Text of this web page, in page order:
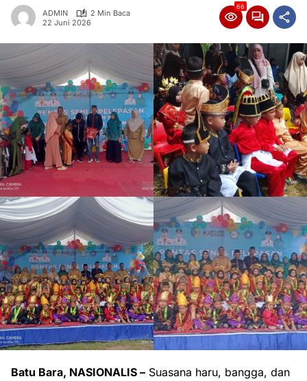
ADMIN
2 Min Baca
22 Juni 2026
66
Batu Bara, NASIONALIS – Suasana haru, bangga, dan